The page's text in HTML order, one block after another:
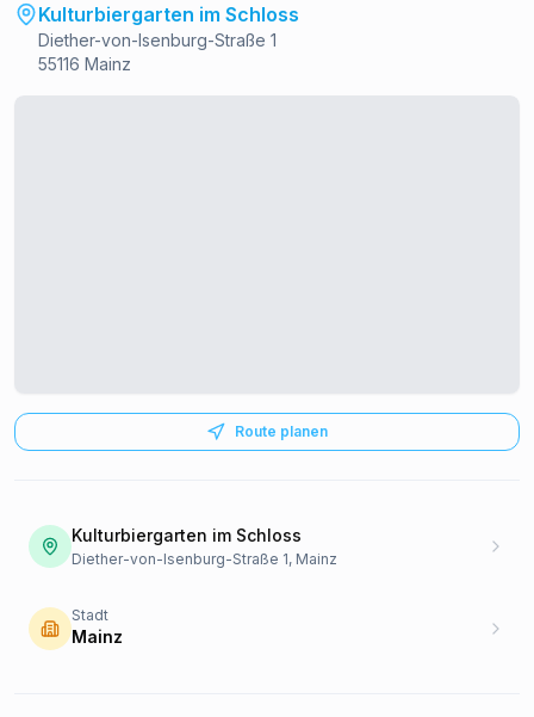
Kulturbiergarten im Schloss
Diether-von-Isenburg-Straße 1
55116 Mainz
Route planen
Kulturbiergarten im Schloss
Diether-von-Isenburg-Straße 1, Mainz
Stadt
Mainz